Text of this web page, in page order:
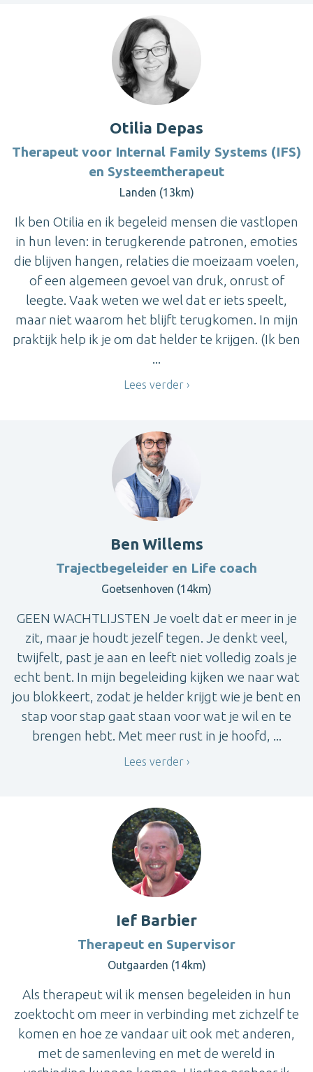
Otilia Depas
Therapeut voor Internal Family Systems (IFS)
en Systeemtherapeut
Landen (13km)
Ik ben Otilia en ik begeleid mensen die vastlopen
in hun leven: in terugkerende patronen, emoties
die blijven hangen, relaties die moeizaam voelen,
of een algemeen gevoel van druk, onrust of
leegte. Vaak weten we wel dat er iets speelt,
maar niet waarom het blijft terugkomen. In mijn
praktijk help ik je om dat helder te krijgen. (Ik ben
...
Lees verder
Ben Willems
Trajectbegeleider en Life coach
Goetsenhoven (14km)
GEEN WACHTLIJSTEN Je voelt dat er meer in je
zit, maar je houdt jezelf tegen. Je denkt veel,
twijfelt, past je aan en leeft niet volledig zoals je
echt bent. In mijn begeleiding kijken we naar wat
jou blokkeert, zodat je helder krijgt wie je bent en
stap voor stap gaat staan voor wat je wil en te
brengen hebt. Met meer rust in je hoofd, ...
Lees verder
Ief Barbier
Therapeut en Supervisor
Outgaarden (14km)
Als therapeut wil ik mensen begeleiden in hun
zoektocht om meer in verbinding met zichzelf te
komen en hoe ze vandaar uit ook met anderen,
met de samenleving en met de wereld in